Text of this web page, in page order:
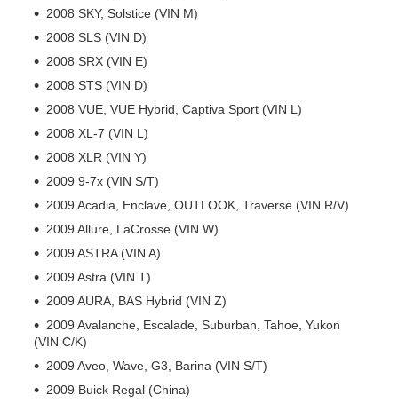
2008 SKY, Solstice (VIN M)
2008 SLS (VIN D)
2008 SRX (VIN E)
2008 STS (VIN D)
2008 VUE, VUE Hybrid, Captiva Sport (VIN L)
2008 XL-7 (VIN L)
2008 XLR (VIN Y)
2009 9-7x (VIN S/T)
2009 Acadia, Enclave, OUTLOOK, Traverse (VIN R/V)
2009 Allure, LaCrosse (VIN W)
2009 ASTRA (VIN A)
2009 Astra (VIN T)
2009 AURA, BAS Hybrid (VIN Z)
2009 Avalanche, Escalade, Suburban, Tahoe, Yukon
(VIN C/K)
2009 Aveo, Wave, G3, Barina (VIN S/T)
2009 Buick Regal (China)